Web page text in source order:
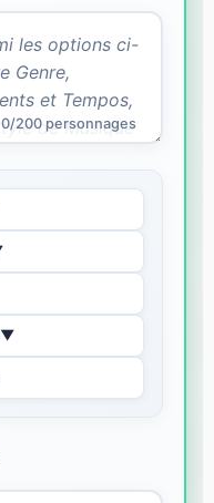
0/200 personnages
▼